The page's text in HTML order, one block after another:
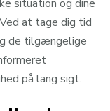
situation og dine
at tage dig tid
de tilgængelige
på lang sigt.